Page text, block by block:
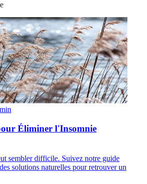
min
Éliminer l'Insomnie
sembler difficile. Suivez notre guide
solutions naturelles pour retrouver un